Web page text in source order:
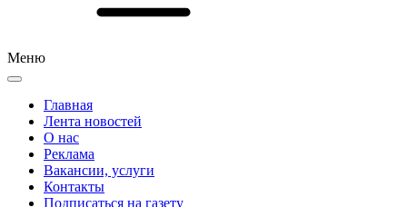
Меню
Главная
Лента новостей
О нас
Реклама
Вакансии, услуги
Контакты
Подписаться на газету